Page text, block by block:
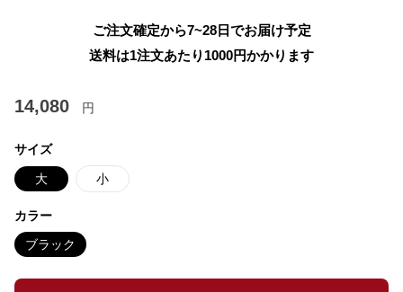
ご注文確定から7~28日でお届け予定
送料は1注文あたり 1000円かかります
14,080 円
サイズ
大 小
カラー
ブラック